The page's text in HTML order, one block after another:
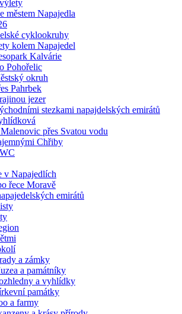
městem Napajedla
cyklookruhy
kolem Napajedel
Kalvárie
Pohořelic
okruh
Pahrbek
jezer
stezkami napajdelských emirátů
přes Svatou vodu
Chřiby
v Napajedlích
řece Moravě
emirátů
a zámky
a památníky
a vyhlídky
památky
a farmy